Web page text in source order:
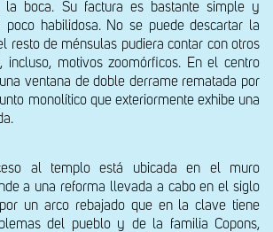
boca. Su factura es bastante simple y
poco habilidosa. No se puede descartar la
resto de ménsulas pudiera contar con otros
incluso, motivos zoomórficos. En el centro
ventana de doble derrame rematada por
monolítico que exteriormente exhibe una
al templo está ubicada en el muro
un arco rebajado que en la clave tiene
del pueblo y de la familia Copons,